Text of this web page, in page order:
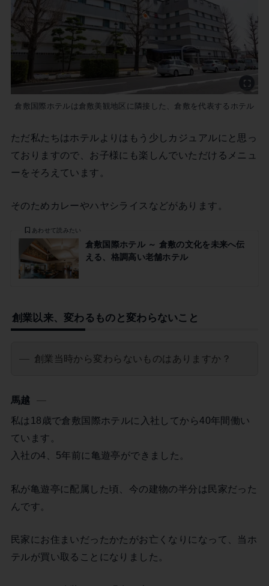
倉敷国際ホテルは倉敷美観地区に隣接した、倉敷を代表するホテル
ただ私たちはホテルよりはもう少しカジュアルにと思っ
ておりますので、お子様にも楽しんでいただけるメニュ
ーをそろえています。
そのためカレーやハヤシライスなどがあります。
倉敷国際ホテル ～ 倉敷の文化を未来へ伝
える、格調高い老舗ホテル
あわせて読みたい
創業以来、変わるものと変わらないこと
創業当時から変わらないものはありますか？
馬越
私は18歳で倉敷国際ホテルに入社してから40年間働い
ています。
入社の4、5年前に亀遊亭ができました。
私が亀遊亭に配属した頃、今の建物の半分は民家だった
んです。
民家にお住まいだったかたがお亡くなりになって、当ホ
テルが買い取ることになりました。